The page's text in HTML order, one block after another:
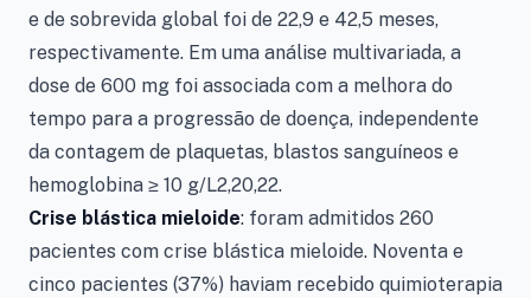
e de sobrevida global foi de 22,9 e 42,5 meses,
respectivamente. Em uma análise multivariada, a
dose de 600 mg foi associada com a melhora do
tempo para a progressão de doença, independente
da contagem de plaquetas, blastos sanguíneos e
hemoglobina ≥ 10 g/L2,20,22.
Crise blástica mieloide: foram admitidos 260
pacientes com crise blástica mieloide. Noventa e
cinco pacientes (37%) haviam recebido quimioterapia